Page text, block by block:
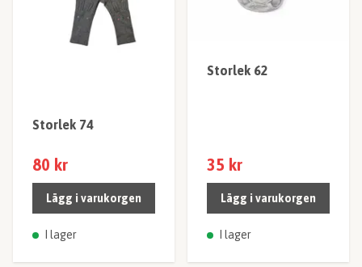
Storlek 74
80 kr
Lägg i varukorgen
I lager
Storlek 62
35 kr
Lägg i varukorgen
I lager